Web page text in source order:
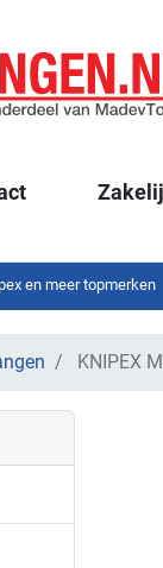
en meer topmerken
KNIPEX